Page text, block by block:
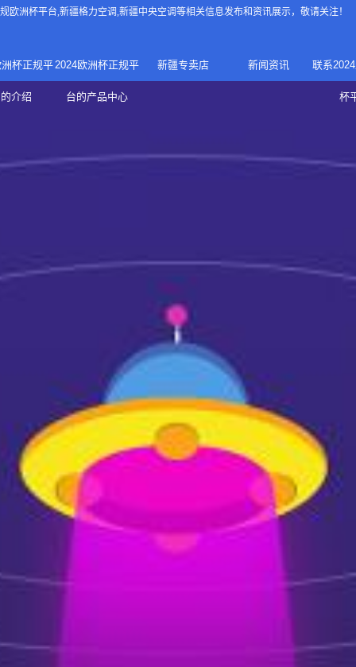
欧洲杯平台,新疆格力空调,新疆中央空调等相关信息发布和资讯展示，敬请关注！
杯正规平
介绍
正规欧洲
2024欧洲杯正规平
台的产品中心
家庭中央空调
家用空调
新疆专卖店 新闻资讯 联系
杯